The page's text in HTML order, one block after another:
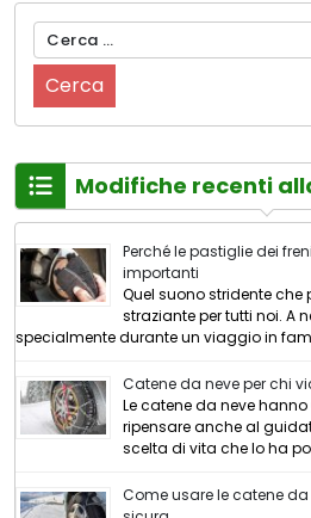
Ricerca
per:
Modifiche recenti
Perché le pastiglie dei
importanti
Quel suono stridente che
straziante per tutti noi. A
specialmente durante un viaggio in
Catene da neve per chi
Le catene da neve
ripensare anche al
scelta di vita che lo ha
Come usare le catene